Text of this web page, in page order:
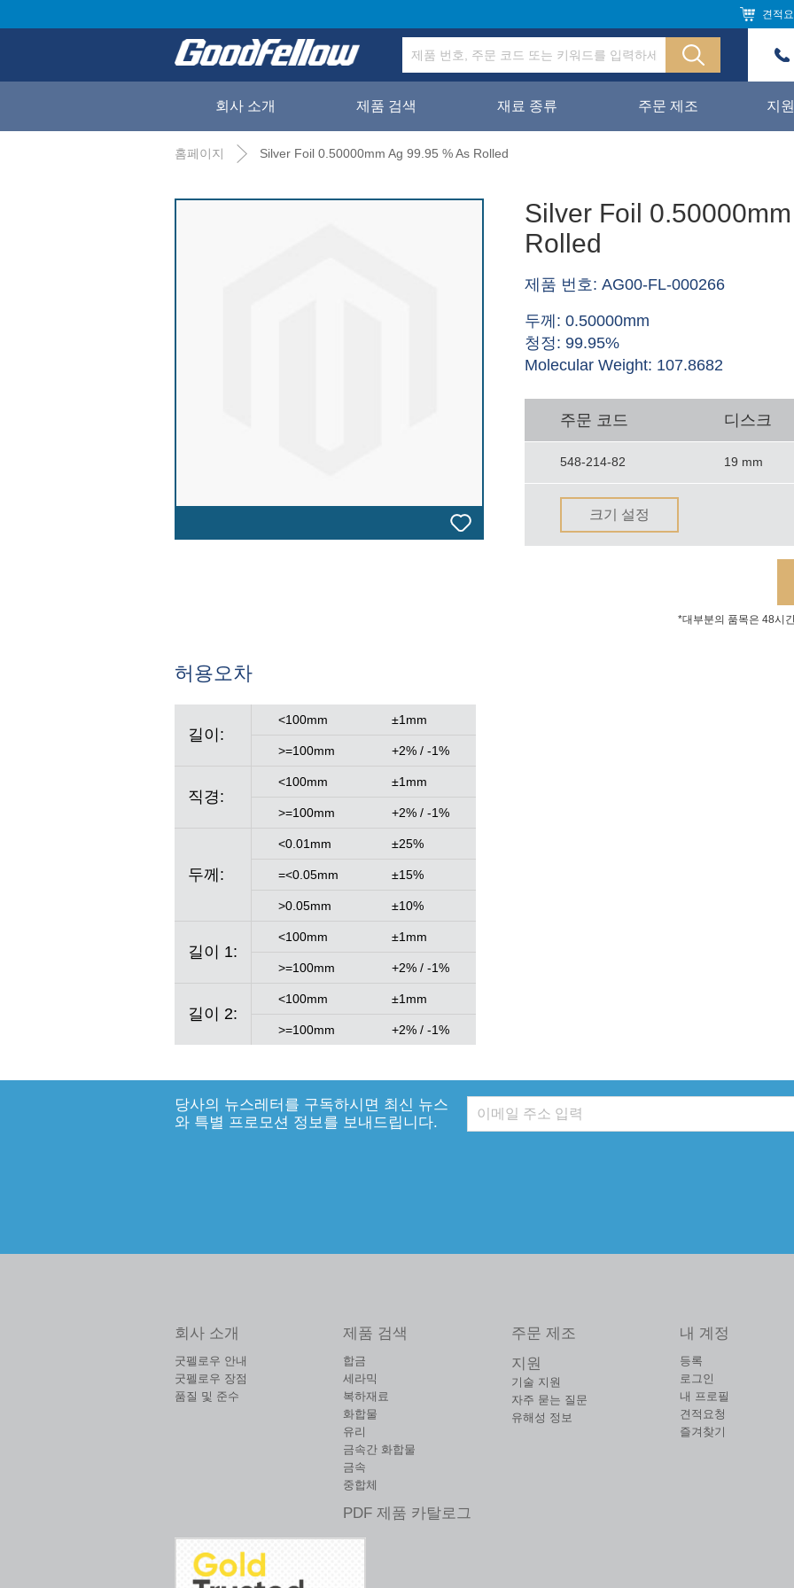
견적
회사 소개 제품 검색 재료 종류 주문 제조 지원
홈페이지 Silver Foil 0.50000mm Ag 99.95 % As Rolled
Silver Foil
Rolled
제품 번호: AG00-FL-000266
두께: 0.50000mm
청정: 99.95%
Molecular Weight: 107.8682
주문 코드 디스크
548-214-82 19 mm
크기 설정
*대부분의 품목은 48시
허용오차
길이:
<100mm ±1mm
>=100mm +2% / -1%
직경:
<100mm ±1mm
>=100mm +2% / -1%
두께:
<0.01mm ±25%
=<0.05mm ±15%
>0.05mm ±10%
길이 1:
<100mm ±1mm
>=100mm +2% / -1%
길이 2:
<100mm ±1mm
>=100mm +2% / -1%
당사의 뉴스레터를 구독하시면 최신 뉴스
와 특별 프로모션 정보를 보내드립니다.
회사 소개
굿펠로우 안내
굿펠로우 장점
품질 및 준수
제품 검색
합금
세라믹
복하재료
화합물
유리
금속간 화합물
금속
중합체
PDF 제품 카탈로그
주문 제조
지원
기술 지원
자주 묻는 질문
유해성 정보
내 계정
등록
로그인
내 프로필
견적요청
즐겨찾기